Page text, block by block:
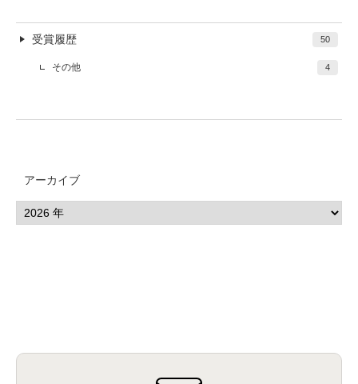
受賞履歴 50
その他 4
アーカイブ